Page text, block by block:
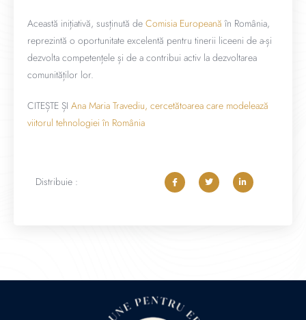
Această inițiativă, susținută de Comisia Europeană în România,
reprezintă o oportunitate excelentă pentru tinerii liceeni de a-și
dezvolta competențele și de a contribui activ la dezvoltarea
comunităților lor.
CITEȘTE ȘI Ana Maria Travediu, cercetătoarea care modelează
viitorul tehnologiei în România
Distribuie :